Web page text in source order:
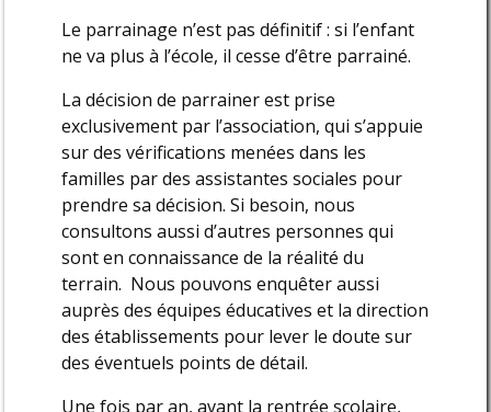
Le parrainage n’est pas définitif : si l’enfant
ne va plus à l’école, il cesse d’être parrainé.
La décision de parrainer est prise
exclusivement par l’association, qui s’appuie
sur des vérifications menées dans les
familles par des assistantes sociales pour
prendre sa décision. Si besoin, nous
consultons aussi d’autres personnes qui
sont en connaissance de la réalité du
terrain. Nous pouvons enquêter aussi
auprès des équipes éducatives et la direction
des établissements pour lever le doute sur
des éventuels points de détail.
Une fois par an, avant la rentrée scolaire,